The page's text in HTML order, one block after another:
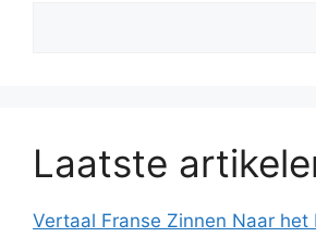
Laatste
Vertaal Franse Zinnen Naar het